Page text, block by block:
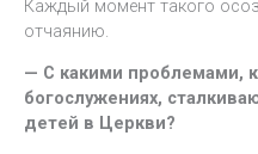
Каждый момент такого
отчаянию.
— С какими проблемами,
богослужениях,
детей в Церкви?